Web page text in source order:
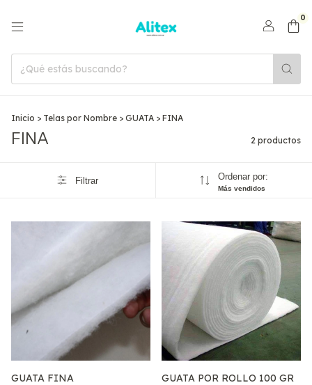
0
Inicio > Telas por Nombre > GUATA > FINA
FINA 2 productos
Filtrar Ordenar por:
Más vendidos
GUATA FINA GUATA POR ROLLO 100 GR